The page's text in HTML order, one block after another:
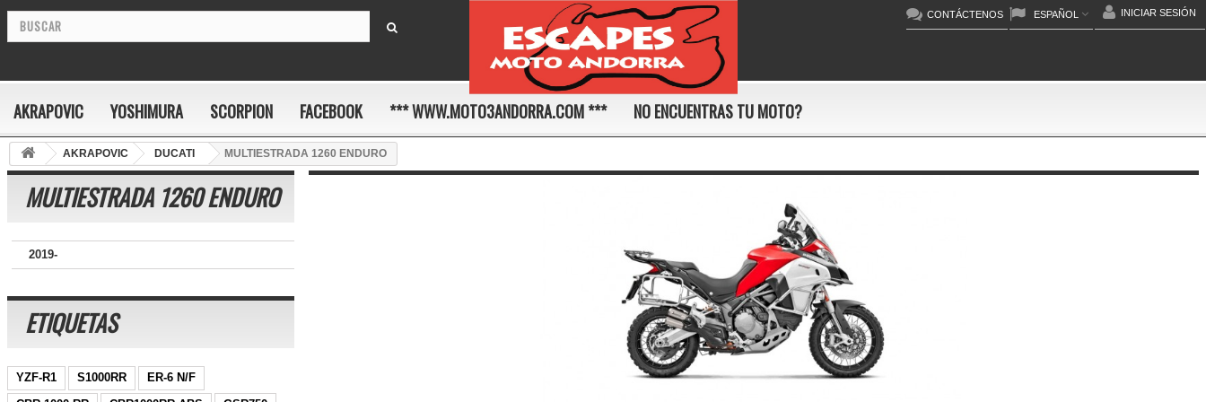
INICIAR SESIÓN
ESPAÑOL
CONTÁCTENOS
AKRAPOVIC YOSHIMURA SCORPION FACEBOOK *** WWW.MOTO3ANDORRA.COM *** NO ENCUENTRAS TU MOTO?
AKRAPOVIC DUCATI MULTIESTRADA 1260 ENDURO
MULTIESTRADA 1260 ENDURO
2019-
ETIQUETAS
YZF-R1 S1000RR
ER-6 N/F